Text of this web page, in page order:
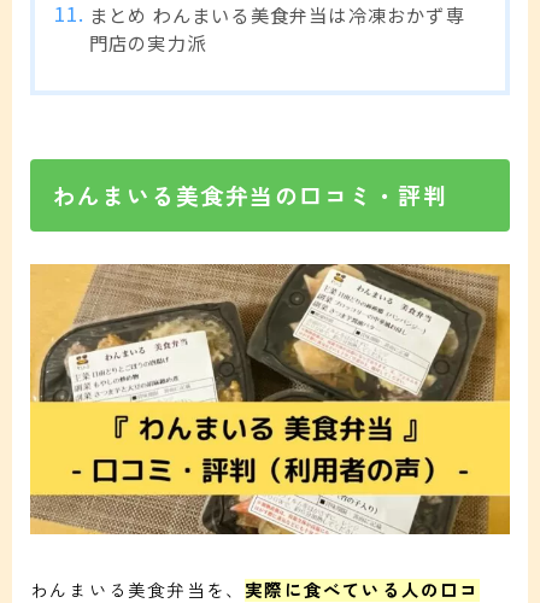
まとめ わんまいる美食弁当は冷凍おかず専
門店の実力派
わんまいる美食弁当の口コミ・評判
わんまいる美食弁当を、 実際に食べている人の口コ